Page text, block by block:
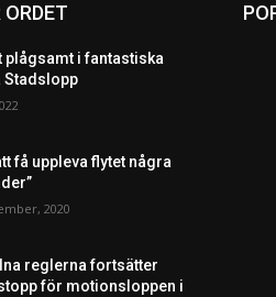
ORDET
plågsamt i fantastiska
Stadslopp
få uppleva flytet några
2020
reglerna fortsätter
för motionsloppen i